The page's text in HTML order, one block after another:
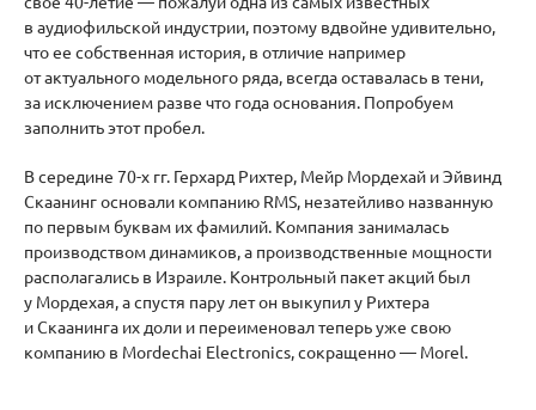
в аудиофильской индустрии, поэтому вдвойне удивительно,
что ее собственная история, в отличие например
от актуального модельного ряда, всегда оставалась в тени,
за исключением разве что года основания. Попробуем
заполнить этот пробел.
В середине 70-х гг. Герхард Рихтер, Мейр Мордехай и Эйвинд
Скаанинг основали компанию RMS, незатейливо названную
по первым буквам их фамилий. Компания занималась
производством динамиков, а производственные мощности
располагались в Израиле. Контрольный пакет акций был
у Мордехая, а спустя пару лет он выкупил у Рихтера
и Скаанинга их доли и переименовал теперь уже свою
компанию в Mordechai Electronics, сокращенно — Morel.